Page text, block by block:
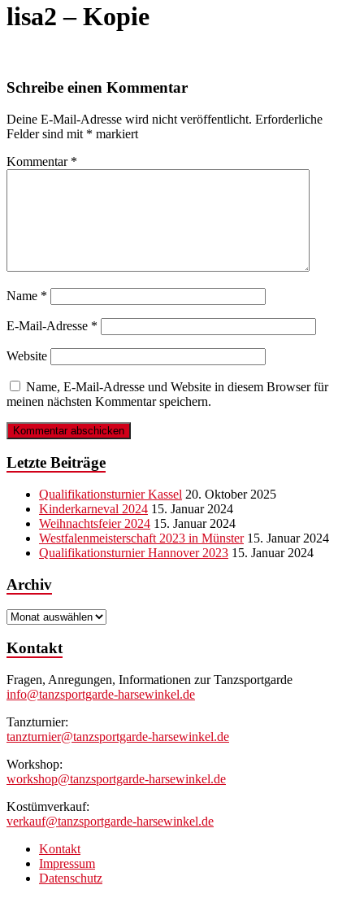
lisa2 – Kopie
Schreibe einen Kommentar
Deine E-Mail-Adresse wird nicht veröffentlicht. Erforderliche
Felder sind mit * markiert
Kommentar *
Name *
E-Mail-Adresse *
Website
Name, E-Mail-Adresse und Website in diesem Browser für
meinen nächsten Kommentar speichern.
Letzte Beiträge
Qualifikationsturnier Kassel 20. Oktober 2025
Kinderkarneval 2024 15. Januar 2024
Weihnachtsfeier 2024 15. Januar 2024
Westfalenmeisterschaft 2023 in Münster 15. Januar 2024
Qualifikationsturnier Hannover 2023 15. Januar 2024
Archiv
Archiv
Kontakt
Fragen, Anregungen, Informationen zur Tanzsportgarde
info@tanzsportgarde-harsewinkel.de
Tanzturnier:
tanzturnier@tanzsportgarde-harsewinkel.de
Workshop:
workshop@tanzsportgarde-harsewinkel.de
Kostümverkauf:
verkauf@tanzsportgarde-harsewinkel.de
Kontakt
Impressum
Datenschutz